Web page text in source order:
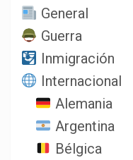
General
Guerra
Inmigración
Internacional
Alemania
Argentina
Bélgica